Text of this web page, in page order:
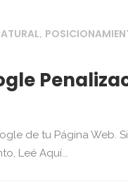
,
de tu Página Web.
Leé Aquí...